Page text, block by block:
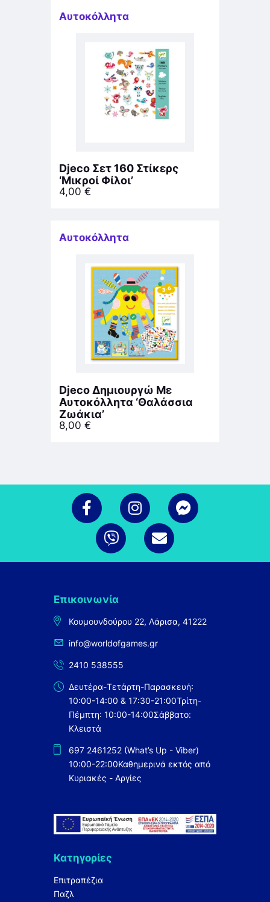
Αυτοκόλλητα
Djeco Σετ 160 Στίκερς
‘Μικροί Φίλοι’
4,00 €
Αυτοκόλλητα
Djeco Δημιουργώ Με
Αυτοκόλλητα ‘Θαλάσσια
Ζωάκια’
8,00 €
Επικοινωνία
Κουμουνδούρου 22, Λάρισα, 41222
info@worldofgames.gr
2410 538555
Δευτέρα-Τετάρτη-Παρασκευή:
10:00-14:00 & 17:30-21:00Τρίτη-
Πέμπτη: 10:00-14:00Σάββατο:
Κλειστά
697 2461252 (What’s Up - Viber)
10:00-22:00Καθημερινά εκτός από
Κυριακές - Αργίες
Κατηγορίες
Επιτραπέζια
Παζλ